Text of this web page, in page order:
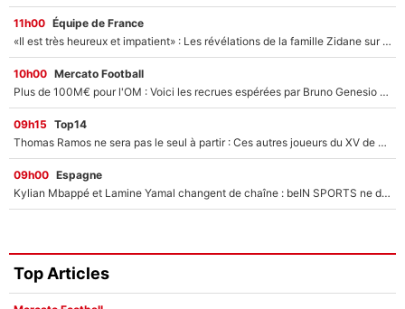
11h00 Équipe de France
«Il est très heureux et impatient» : Les révélations de la famille Zidane sur sa prise de pouvoir en équipe de France !
10h00 Mercato Football
Plus de 100M€ pour l'OM : Voici les recrues espérées par Bruno Genesio et Grégory Lorenzi après l’opération dégraissage
09h15 Top14
Thomas Ramos ne sera pas le seul à partir : Ces autres joueurs du XV de France pourraient aussi quitter le Stade Toulousain, un club de Top 14 est déjà sur les rangs
09h00 Espagne
Kylian Mbappé et Lamine Yamal changent de chaîne : beIN SPORTS ne digère pas cette décision historique et prédit un fiasco pour la Liga
Top Articles